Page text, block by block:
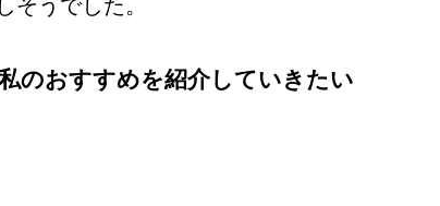
そうでした。
のおすすめを紹介していきたい